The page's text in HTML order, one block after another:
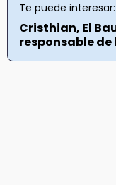
Te puede interesar:
Cristhian, El
responsable de